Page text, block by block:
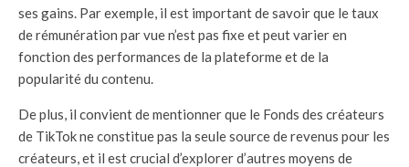
ses gains. Par exemple, il est important de savoir que le taux
de rémunération par vue n’est pas fixe et peut varier en
fonction des performances de la plateforme et de la
popularité du contenu.
De plus, il convient de mentionner que le Fonds des créateurs
de TikTok ne constitue pas la seule source de revenus pour les
créateurs, et il est crucial d’explorer d’autres moyens de